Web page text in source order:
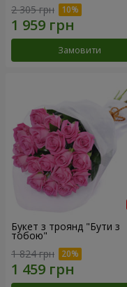
2 305 грн
Замовити
Букет з троянд "Бути з
тобою"
1 824 грн